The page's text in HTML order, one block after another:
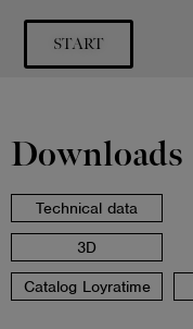
START
Downloads
Technical data
3D
Catalog Loyratime